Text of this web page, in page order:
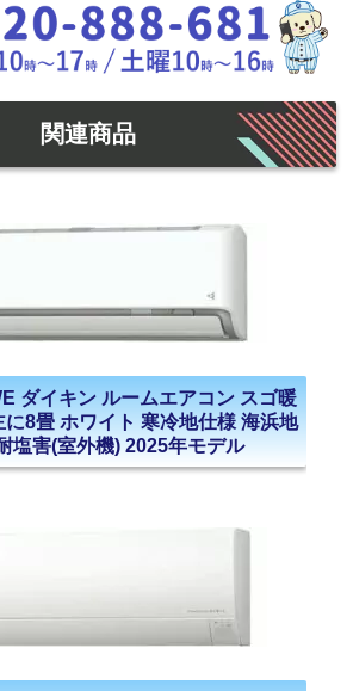
関連商品
ダイキン ルームエアコン スゴ暖
に8畳 ホワイト 寒冷地仕様 海浜地
塩害(室外機) 2025年モデル